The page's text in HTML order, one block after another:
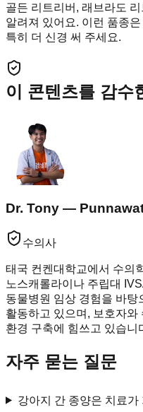
골든 리트리버, 래브라도
알려져 있어요. 이런 품종
특히 더 신경 써 주세요.
이 콘텐츠를 감수
Dr. Tony —
수의사
태국 컨켄대학교에서 수의
노스캐롤라이나 주립대
동물병원 임상 경험을 바탕
활동하고 있으며, 보호자와
환경 구축에 힘쓰고 있습니
자주 묻는 질문
강아지 간 종양은 치료가